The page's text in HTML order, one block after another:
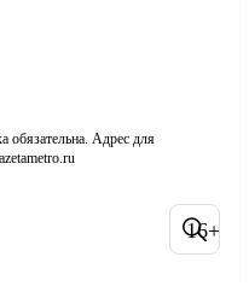
обязательна. Адрес для
16+